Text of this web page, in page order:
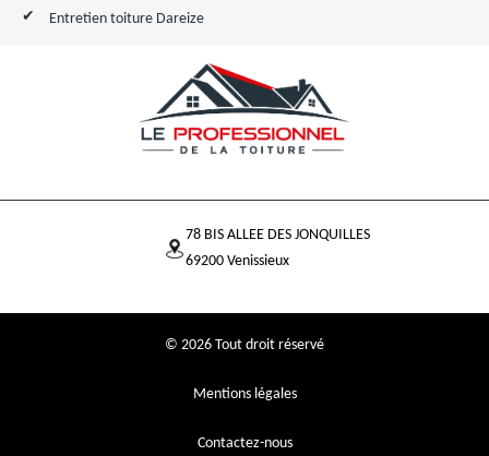
Entretien toiture Dareize
78 BIS ALLEE DES JONQUILLES
69200 Venissieux
© 2026 Tout droit réservé
Mentions légales
Contactez-nous